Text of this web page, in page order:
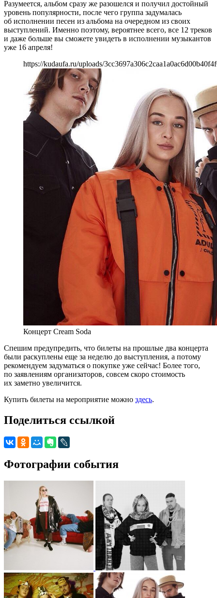
Разумеется, альбом сразу же разошелся и получил достойный
уровень популярности, после чего группа задумалась
об исполнении песен из альбома на очередном из своих
выступлений. Именно поэтому, вероятнее всего, все 12 треков
и даже больше вы сможете увидеть в исполнении музыкантов
уже 16 апреля!
https://kudaufa.ru/uploads/
Концерт Cream Soda
Спешим предупредить, что билеты на прошлые два концерта
были раскуплены еще за неделю до выступления, а потому
рекомендуем задуматься о покупке уже сейчас! Более того,
по заявлениям организаторов, совсем скоро стоимость
их заметно увеличится.
Купить билеты на мероприятие можно здесь.
Поделиться ссылкой
Фотографии события